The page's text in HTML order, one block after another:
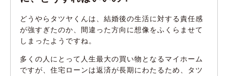
どうやらタツヤくんは、結婚後の生活に対する責任感
が強すぎたのか、間違った方向に想像をふくらませて
しまったようですね。
多くの人にとって人生最大の買い物となるマイホーム
ですが、住宅ローンは返済が長期にわたるため、タツ